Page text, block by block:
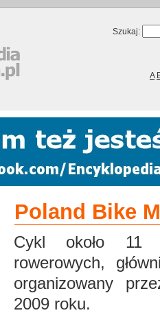
Szukaj:
A
Poland Bike
Cykl około 11
rowerowych,
organizowany
2009 roku.